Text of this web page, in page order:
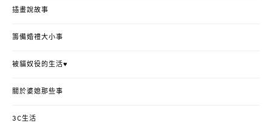
插畫說故事
籌備婚禮大小事
被貓奴役的生活♥
關於婆媳那些事
3C生活